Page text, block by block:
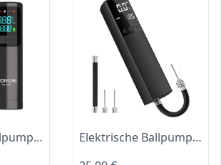
Elektrische Ballpumpe, Tragbare Luftpumpe Ballpumpe Aufblasgerät Nadeln Mit Digitalanzeige Für Gymnastikbälle Basketball Fußball Wasserbälle Yogabälle Sportbälle Aufblasbare Pumpe Elektrische Pumpen
Elektrische Ballpumpe, Intelligente Luftpumpe, Tragbare Schnelle Ballaufblasung mit Genauem Manometer und Digitalem LCD Display für Fußball, Basketball, Volleyball, Rugby (2 Nadel und 1 Düse)